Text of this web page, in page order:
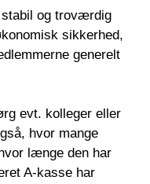
og troværdig
sikkerhed,
generelt
evt. kolleger eller
hvor mange
længe den har
A-kasse har